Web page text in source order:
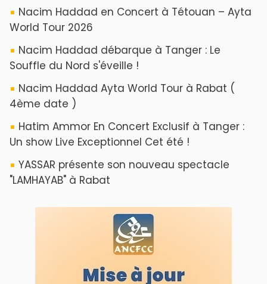
Nacim Haddad en Concert à Tétouan – Ayta
World Tour 2026
Nacim Haddad débarque à Tanger : Le
Souffle du Nord s'éveille !
Nacim Haddad Ayta World Tour à Rabat (
4ème date )
Hatim Ammor En Concert Exclusif à Tanger :
Un show Live Exceptionnel Cet été !
YASSAR présente son nouveau spectacle
"LAMHAYAB" à Rabat